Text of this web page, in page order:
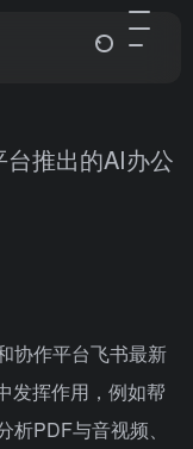
推出的AI办公
协作平台飞书最新
发挥作用，例如帮
PDF与音视频、